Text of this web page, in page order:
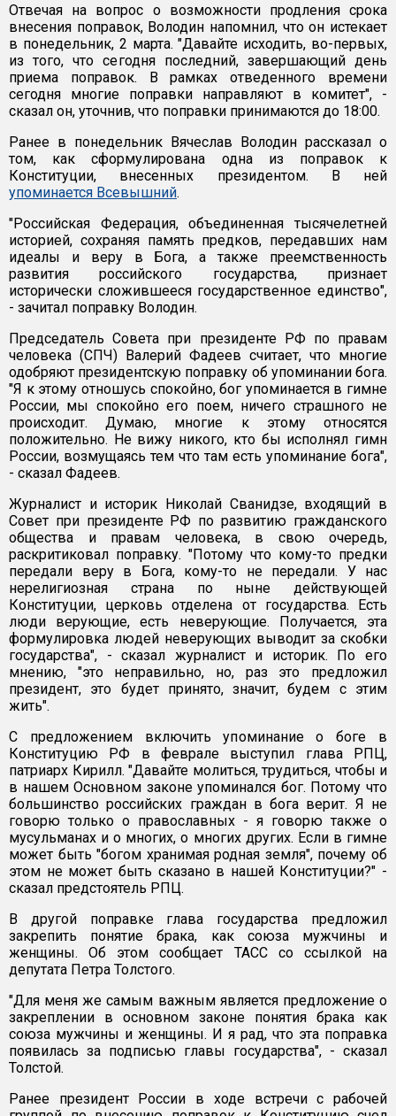
Отвечая на вопрос о возможности продления срока
внесения поправок, Володин напомнил, что он истекает
в понедельник, 2 марта. "Давайте исходить, во-первых,
из того, что сегодня последний, завершающий день
приема поправок. В рамках отведенного времени
сегодня многие поправки направляют в комитет", -
сказал он, уточнив, что поправки принимаются до 18:00.
Ранее в понедельник Вячеслав Володин рассказал о
том, как сформулирована одна из поправок к
Конституции, внесенных президентом. В ней
упоминается Всевышний.
"Российская Федерация, объединенная тысячелетней
историей, сохраняя память предков, передавших нам
идеалы и веру в Бога, а также преемственность
развития российского государства, признает
исторически сложившееся государственное единство",
- зачитал поправку Володин.
Председатель Совета при президенте РФ по правам
человека (СПЧ) Валерий Фадеев считает, что многие
одобряют президентскую поправку об упоминании бога.
"Я к этому отношусь спокойно, бог упоминается в гимне
России, мы спокойно его поем, ничего страшного не
происходит. Думаю, многие к этому относятся
положительно. Не вижу никого, кто бы исполнял гимн
России, возмущаясь тем что там есть упоминание бога",
- сказал Фадеев.
Журналист и историк Николай Сванидзе, входящий в
Совет при президенте РФ по развитию гражданского
общества и правам человека, в свою очередь,
раскритиковал поправку. "Потому что кому-то предки
передали веру в Бога, кому-то не передали. У нас
нерелигиозная страна по ныне действующей
Конституции, церковь отделена от государства. Есть
люди верующие, есть неверующие. Получается, эта
формулировка людей неверующих выводит за скобки
государства", - сказал журналист и историк. По его
мнению, "это неправильно, но, раз это предложил
президент, это будет принято, значит, будем с этим
жить".
С предложением включить упоминание о боге в
Конституцию РФ в феврале выступил глава РПЦ,
патриарх Кирилл. "Давайте молиться, трудиться, чтобы и
в нашем Основном законе упоминался бог. Потому что
большинство российских граждан в бога верит. Я не
говорю только о православных - я говорю также о
мусульманах и о многих, о многих других. Если в гимне
может быть "богом хранимая родная земля", почему об
этом не может быть сказано в нашей Конституции?" -
сказал предстоятель РПЦ.
В другой поправке глава государства предложил
закрепить понятие брака, как союза мужчины и
женщины. Об этом сообщает ТАСС со ссылкой на
депутата Петра Толстого.
"Для меня же самым важным является предложение о
закреплении в основном законе понятия брака как
союза мужчины и женщины. И я рад, что эта поправка
появилась за подписью главы государства", - сказал
Толстой.
Ранее президент России в ходе встречи с рабочей